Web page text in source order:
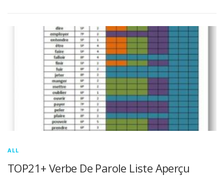
ALL
TOP21+ Verbe De Parole Liste Aperçu